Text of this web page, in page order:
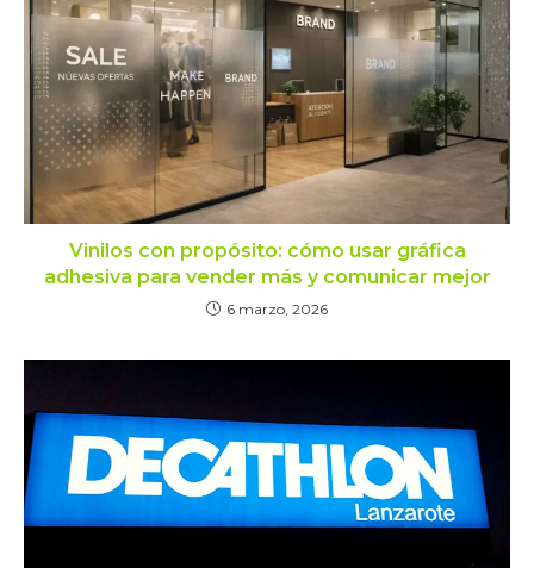
Vinilos con propósito: cómo usar gráfica
adhesiva para vender más y comunicar mejor
6 marzo, 2026